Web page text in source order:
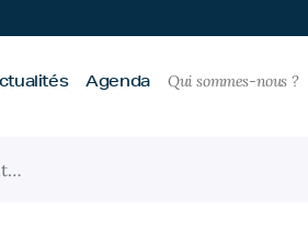
Agenda Qui sommes-nous ?